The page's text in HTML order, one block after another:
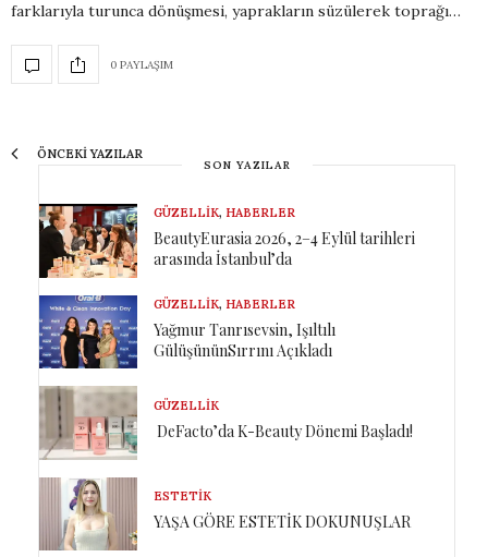
farklarıyla turunca dönüşmesi, yaprakların süzülerek toprağı…
0 PAYLAŞIM
ÖNCEKI YAZILAR
SON YAZILAR
GÜZELLIK, HABERLER
BeautyEurasia 2026, 2–4 Eylül tarihleri
arasında İstanbul’da
GÜZELLIK, HABERLER
Yağmur Tanrısevsin, Işıltılı
GülüşününSırrını Açıkladı
GÜZELLIK
DeFacto’da K-Beauty Dönemi Başladı!
ESTETIK
YAŞA GÖRE ESTETİK DOKUNUŞLAR